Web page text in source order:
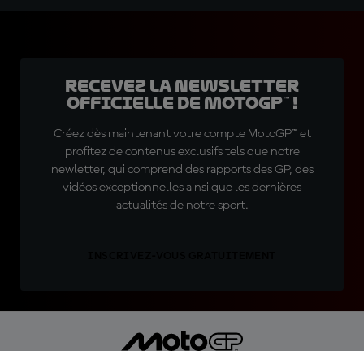
Recevez la Newsletter
officielle de MotoGP™ !
Créez dès maintenant votre compte MotoGP™ et
profitez de contenus exclusifs tels que notre
newletter, qui comprend des rapports des GP, des
vidéos exceptionnelles ainsi que les dernières
actualités de notre sport.